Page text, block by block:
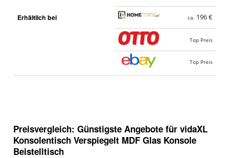
Erhältlich bei ca. 196 €
Top Preis
Top Preis
Preisvergleich: Günstigste Angebote für vidaXL
Konsolentisch Verspiegelt MDF Glas Konsole
Beistelltisch